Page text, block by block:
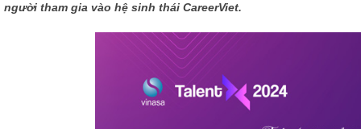
người tham gia vào hệ sinh thái CareerViet.